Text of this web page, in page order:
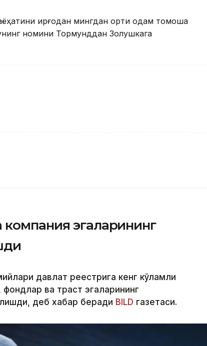
қирғоқдан мингдан ортиқ одам томоша
унинг номини Тормунддан Золушкага
эгаларининг
давлат реестрига кенг кўламли
ва траст эгаларининг
деб хабар беради BILD газетаси.